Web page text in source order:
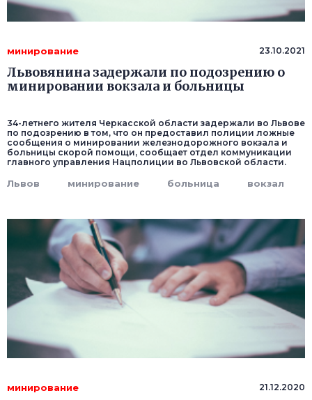
минирование 23.10.2021
Львовянина задержали по подозрению о
минировании вокзала и больницы
34-летнего жителя Черкасской области задержали во Львове
по подозрению в том, что он предоставил полиции ложные
сообщения о минировании железнодорожного вокзала и
больницы скорой помощи, сообщает отдел коммуникации
главного управления Нацполиции во Львовской области.
Львов минирование больница вокзал
минирование 21.12.2020